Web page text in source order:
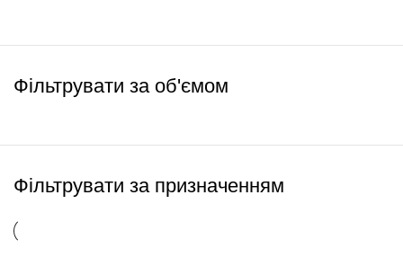
Фільтрувати за об'ємом
Фільтрувати за призначенням